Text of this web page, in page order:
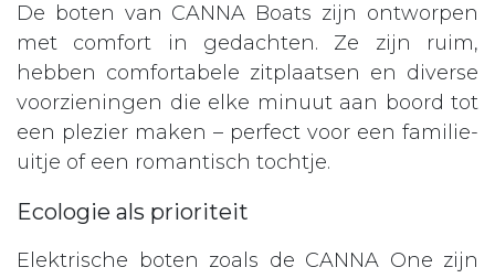
De boten van CANNA Boats zijn ontworpen
met comfort in gedachten. Ze zijn ruim,
hebben comfortabele zitplaatsen en diverse
voorzieningen die elke minuut aan boord tot
een plezier maken – perfect voor een familie-
uitje of een romantisch tochtje.
Ecologie als prioriteit
Elektrische boten zoals de CANNA One zijn